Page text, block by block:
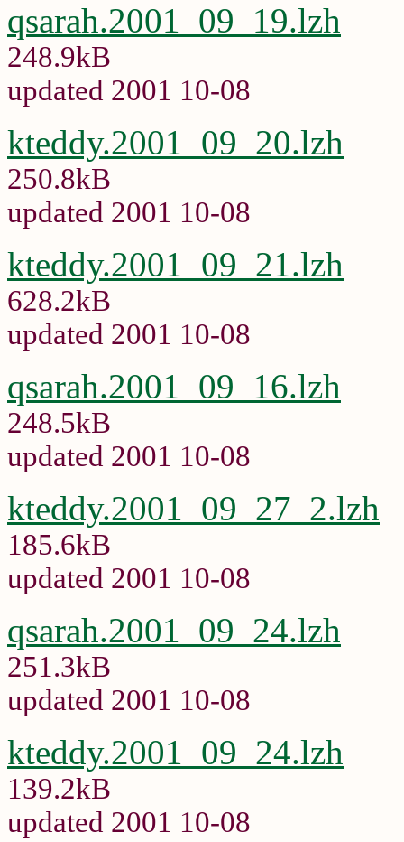
qsarah.2001_09_19.lzh
248.9kB
updated 2001 10-08
kteddy.2001_09_20.lzh
250.8kB
updated 2001 10-08
kteddy.2001_09_21.lzh
628.2kB
updated 2001 10-08
qsarah.2001_09_16.lzh
248.5kB
updated 2001 10-08
kteddy.2001_09_27_2.lzh
185.6kB
updated 2001 10-08
qsarah.2001_09_24.lzh
251.3kB
updated 2001 10-08
kteddy.2001_09_24.lzh
139.2kB
updated 2001 10-08